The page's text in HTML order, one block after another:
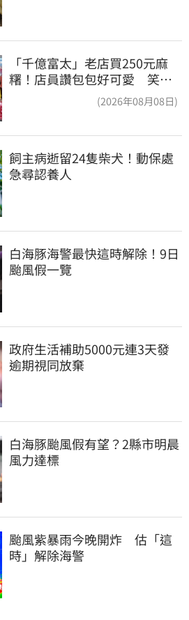
「千億富太」老店買250元麻
糬！店員讚包包好可愛 笑
(2026年08月08日)
飼主病逝留24隻柴犬！動保處
急尋認養人
白海豚海警最快這時解除！9日
颱風假一覽
政府生活補助5000元連3天發
逾期視同放棄
白海豚颱風假有望？2縣市明晨
風力達標
颱風紫暴雨今晚開炸　估「這
時」解除海警